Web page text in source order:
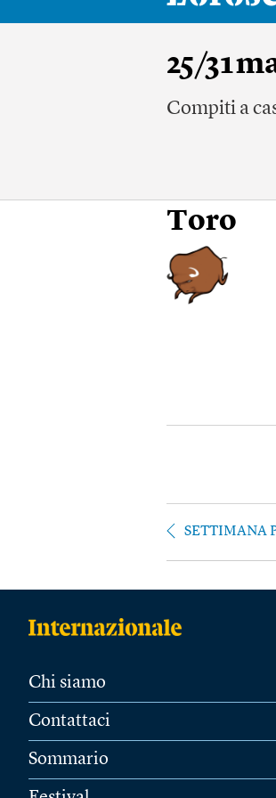
25/31
Compiti a
Toro
SETTIMANA
Chi siamo
Contattaci
Sommario